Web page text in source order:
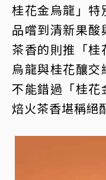
桂花金烏龍」特
品嚐到清新果
茶香的則推「桂
烏龍與桂花釀
不能錯過「桂花
焙火茶香堪稱絕